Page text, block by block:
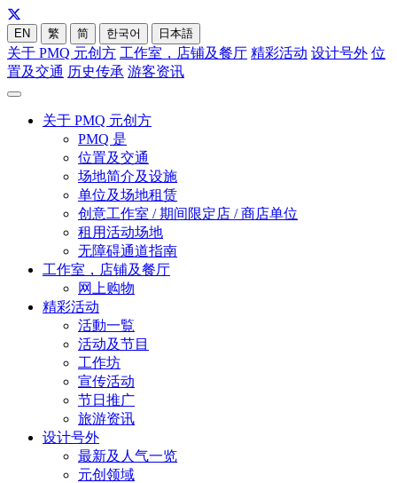
EN 繁 简 한국어 日本語
关于 PMQ 元创方 工作室，店铺及餐厅 精彩活动 设计号外 位
置及交通 历史传承 游客资讯
关于 PMQ 元创方
PMQ 是
位置及交通
场地简介及设施
单位及场地租赁
创意工作室 / 期间限定店 / 商店单位
租用活动场地
无障碍通道指南
工作室，店铺及餐厅
网上购物
精彩活动
活動一覧
活动及节目
工作坊
宣传活动
节日推广
旅游资讯
设计号外
最新及人气一览
元创领域